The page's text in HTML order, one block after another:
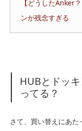
【どうしたAnker
ンが残念すぎる
HUBとドッ
ってる？
さて、買い替えにあた